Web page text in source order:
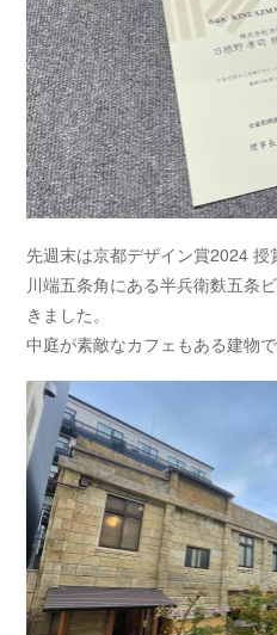
先週末は京都デザイン賞2024 授
川端五条角にある半兵衛麩五条
きました。
中庭が素敵なカフェもある建物で